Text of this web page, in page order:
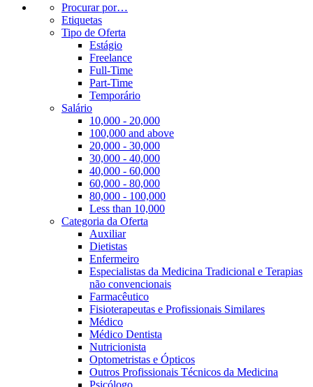
Procurar por…
Etiquetas
Tipo de Oferta
Estágio
Freelance
Full-Time
Part-Time
Temporário
Salário
10,000 - 20,000
100,000 and above
20,000 - 30,000
30,000 - 40,000
40,000 - 60,000
60,000 - 80,000
80,000 - 100,000
Less than 10,000
Categoria da Oferta
Auxiliar
Dietistas
Enfermeiro
Especialistas da Medicina Tradicional e Terapias
não convencionais
Farmacêutico
Fisioterapeutas e Profissionais Similares
Médico
Médico Dentista
Nutricionista
Optometristas e Ópticos
Outros Profissionais Técnicos da Medicina
Psicólogo